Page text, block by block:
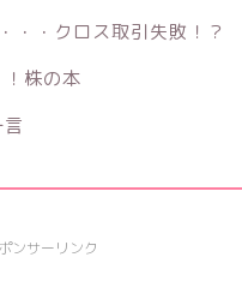
・・クロス取引失敗！？
株の本
ンサーリンク